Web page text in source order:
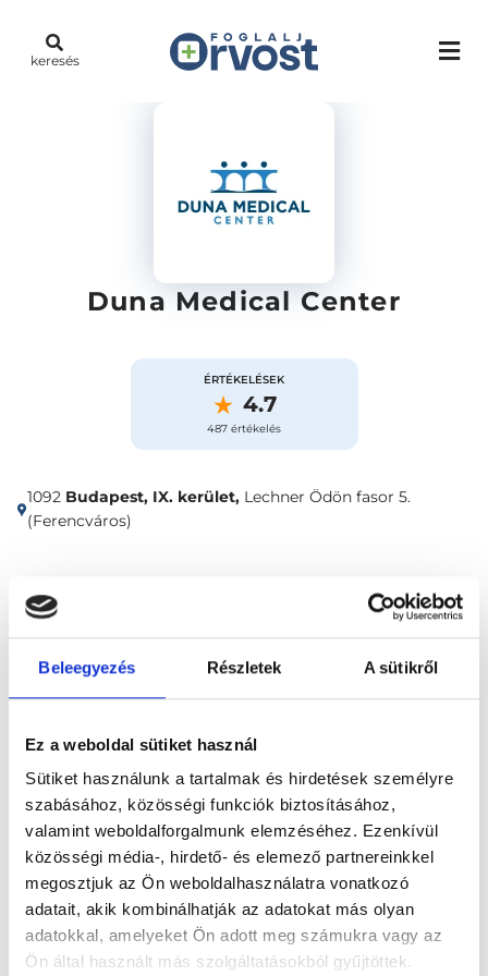
Beleegyezés Részletek A sütikről
Ez a weboldal sütiket használ
Sütiket használunk a tartalmak és hirdetések személyre
szabásához, közösségi funkciók biztosításához,
valamint weboldalforgalmunk elemzéséhez. Ezenkívül
közösségi média-, hirdető- és elemező partnereinkkel
megosztjuk az Ön weboldalhasználatra vonatkozó
adatait, akik kombinálhatják az adatokat más olyan
adatokkal, amelyeket Ön adott meg számukra vagy az
Ön által használt más szolgáltatásokból gyűjtöttek.
keresés
Duna Medical Center
ÉRTÉKELÉSEK
4.7
487 értékelés
1092 Budapest, IX. kerület, Lechner Ödön fasor 5.
(Ferencváros)
Vélemények
Foglalj időpontot
Radiológia
Főoldal Klinikák
Belgyógyász, Budapest, IX. kerület